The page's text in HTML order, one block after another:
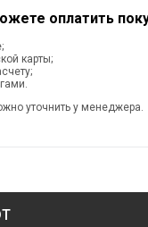
оплатить
карты;
уточнить у менеджера.